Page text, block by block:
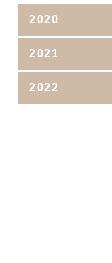
2020
2021
2022